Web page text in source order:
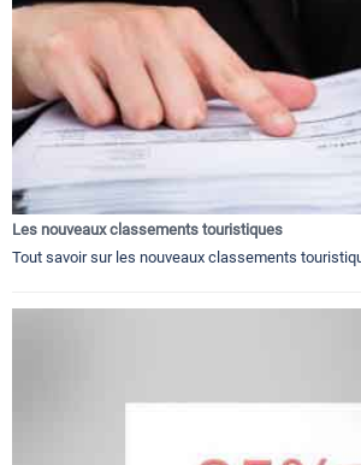
Les nouveaux classements touristiques
Tout savoir sur les nouveaux classements